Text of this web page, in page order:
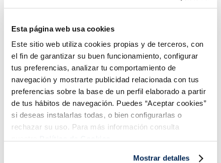
Esta página web usa cookies
Este sitio web utiliza cookies propias y de terceros, con
el fin de garantizar su buen funcionamiento, configurar
tus preferencias, analizar tu comportamiento de
navegación y mostrarte publicidad relacionada con tus
preferencias sobre la base de un perfil elaborado a partir
de tus hábitos de navegación. Puedes “Aceptar cookies”
si deseas instalarlas todas, o bien configurarlas o
rechazar su uso. Para más información consulta
Mostrar detalles
2,49 €
COMBINABLE
Añadir
COMBINABLE
Añadir